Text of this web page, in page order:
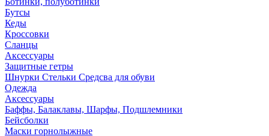
Бутсы
Кеды
Кроссовки
Сланцы
Аксессуары
Защитные гетры
Шнурки Стельки Средсва для обуви
Одежда
Аксессуары
Баффы, Балаклавы, Шарфы, Подшлемники
Бейсболки
Маски горнолыжные